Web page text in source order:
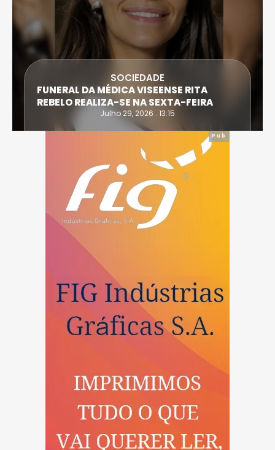
SOCIEDADE
FUNERAL DA MÉDICA VISEENSE RITA
REBELO REALIZA-SE NA SEXTA-FEIRA
Julho 29, 2026 . 13:15
Pub